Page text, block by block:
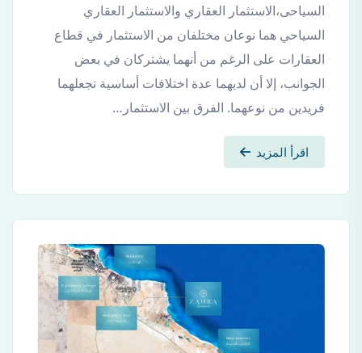
السياحى،الاستثمار العقاري والاستثمار العقاري
السياحي هما نوعان مختلفان من الاستثمار في قطاع
العقارات على الرغم من أنهما يشتركان في بعض
الجوانب، إلا أن لديهما عدة اختلافات أساسية تجعلهما
فريدين من نوعهما. الفرق بين الاستثمار…
اقرأ المزيد